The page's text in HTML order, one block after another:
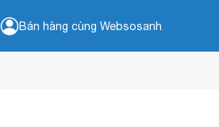
Bán hàng cùng Websosanh